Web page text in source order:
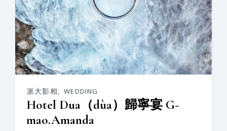
派大影相, WEDDING
Hotel Dua（dùa）歸寧宴 G-
mao.Amanda